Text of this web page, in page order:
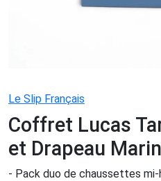
Le Slip Français
Coffret Lucas
et Drapeau
- Pack duo de chaussettes